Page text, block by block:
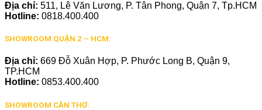
Địa chỉ: 511, Lê Văn Lương, P. Tân Phong, Quận 7, Tp.HCM
Hotline: 0818.400.400
SHOWROOM QUẬN 2 – HCM:
Địa chỉ: 669 Đỗ Xuân Hợp, P. Phước Long B, Quận 9,
TP.HCM
Hotline: 0853.400.400
SHOWROOM CẦN THƠ: